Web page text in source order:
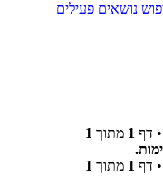
נושאים פעילים
1 מתוך 1
1 מתוך 1